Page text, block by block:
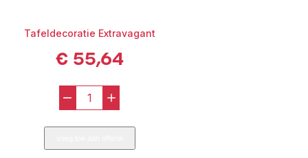
Tafeldecoratie Extravagant
€55,64
-
Tafeldecoratie
Extravagant
aantal
+